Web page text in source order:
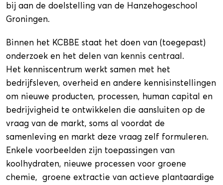
bij aan de doelstelling van de Hanzehogeschool
Groningen.
Binnen het KCBBE staat het doen van (toegepast)
onderzoek en het delen van kennis centraal.
Het kenniscentrum werkt samen met het
bedrijfsleven, overheid en andere kennisinstellingen
om nieuwe producten, processen, human capital en
bedrijvigheid te ontwikkelen die aansluiten op de
vraag van de markt, soms al voordat de
samenleving en markt deze vraag zelf formuleren.
Enkele voorbeelden zijn toepassingen van
koolhydraten, nieuwe processen voor groene
chemie, groene extractie van actieve plantaardige